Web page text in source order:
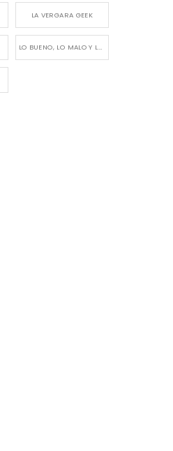
LA VERGARA GEEK
LO BUENO, LO MALO Y LO FEO